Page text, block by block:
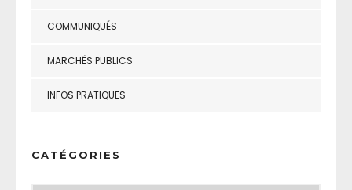
COMMUNIQUÉS
MARCHÉS PUBLICS
INFOS PRATIQUES
CATÉGORIES